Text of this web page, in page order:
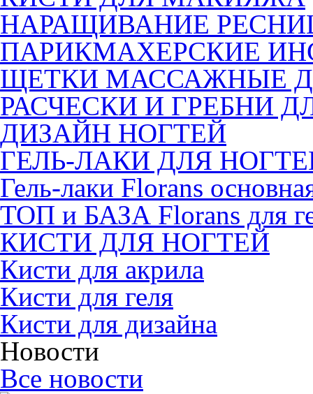
НАРАЩИВАНИЕ
ПАРИКМАХЕРСКИЕ
ЩЕТКИ МАССАЖНЫЕ
РАСЧЕСКИ И ГРЕБНИ
ДИЗАЙН НОГТЕЙ
ГЕЛЬ-ЛАКИ ДЛЯ
Гель-лаки Florans
ТОП и БАЗА Florans для
КИСТИ ДЛЯ НОГТЕЙ
Кисти для акрила
Кисти для геля
Кисти для дизайна
Новости
Все новости